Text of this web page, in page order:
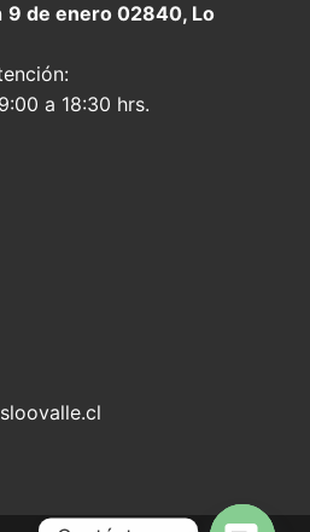
9 de enero 02840, Lo
a 18:30 hrs.